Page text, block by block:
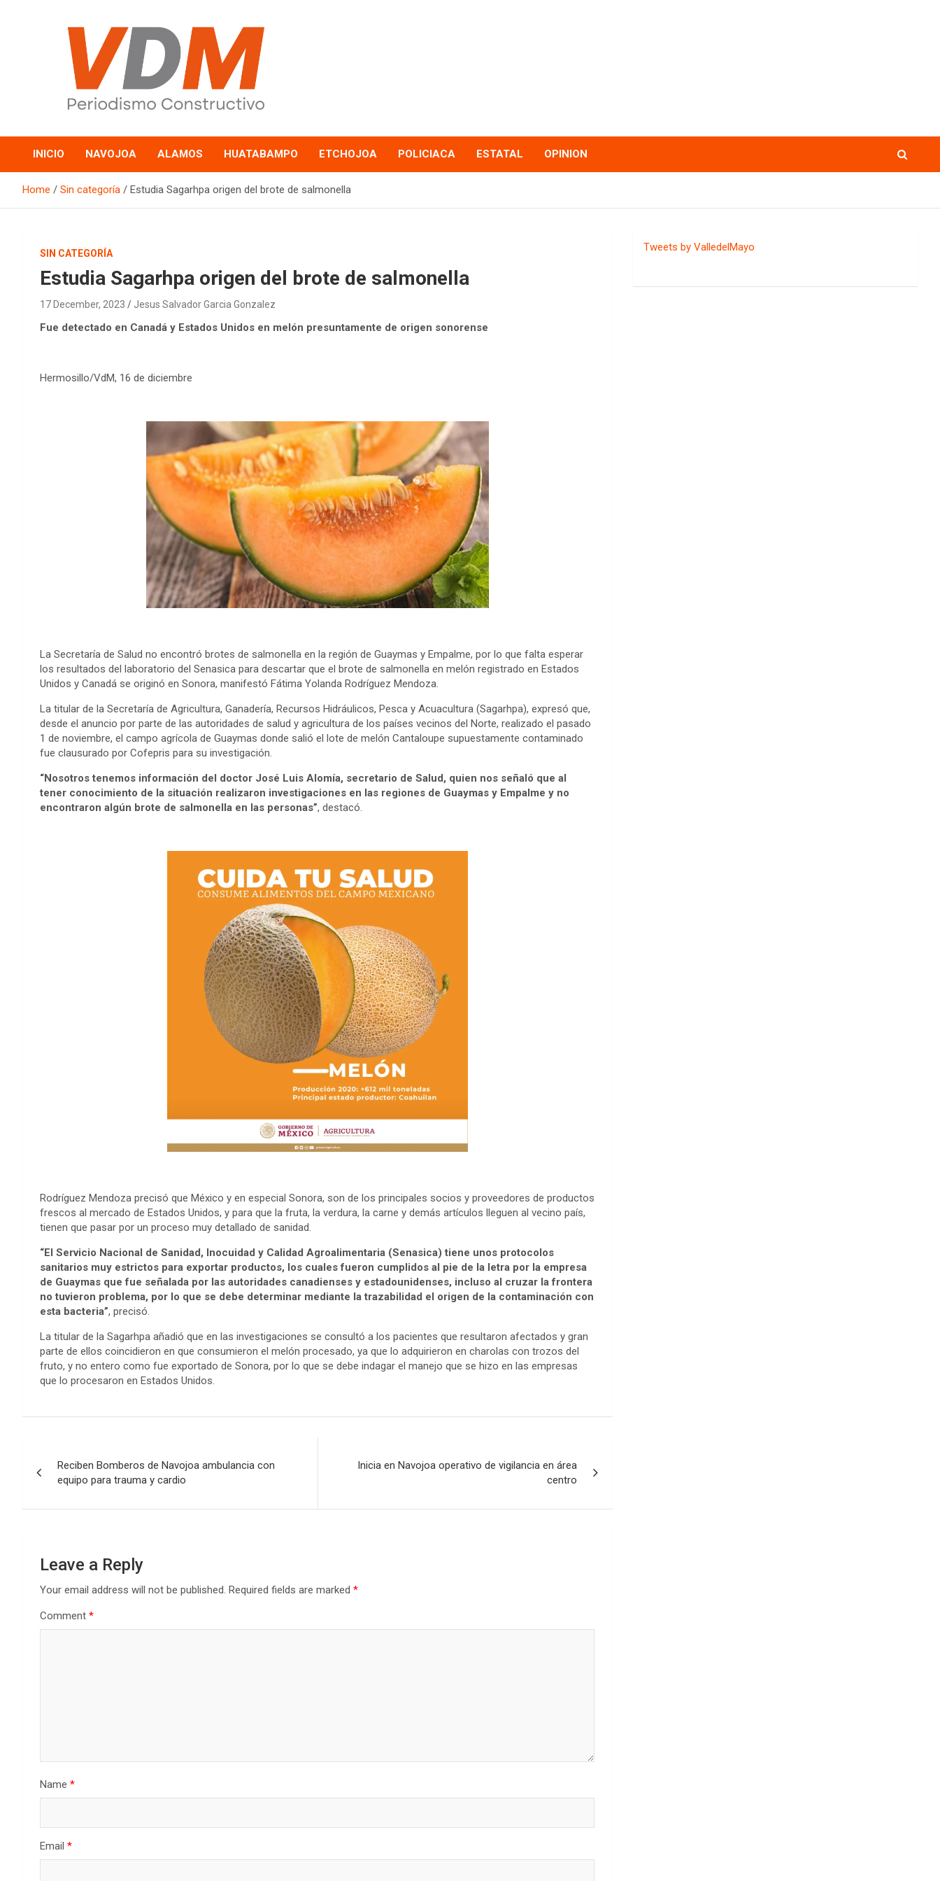
valledelmayo.com
INICIO NAVOJOA ALAMOS HUATABAMPO ETCHOJOA POLICIACA ESTATAL OPINION
Home Sin categoría Estudia Sagarhpa origen del brote de salmonella
SIN CATEGORÍA
Estudia Sagarhpa origen del brote de salmonella
17 December, 2023 Jesus Salvador Garcia Gonzalez
Fue detectado en Canadá y Estados Unidos en melón presuntamente de origen sonorense
Hermosillo/VdM, 16 de diciembre
La Secretaría de Salud no encontró brotes de salmonella en la región de Guaymas y Empalme, por lo que falta esperar
los resultados del laboratorio del Senasica para descartar que el brote de salmonella en melón registrado en Estados
Unidos y Canadá se originó en Sonora, manifestó Fátima Yolanda Rodríguez Mendoza.
La titular de la Secretaría de Agricultura, Ganadería, Recursos Hidráulicos, Pesca y Acuacultura (Sagarhpa), expresó que,
desde el anuncio por parte de las autoridades de salud y agricultura de los países vecinos del Norte, realizado el pasado
1 de noviembre, el campo agrícola de Guaymas donde salió el lote de melón Cantaloupe supuestamente contaminado
fue clausurado por Cofepris para su investigación.
“Nosotros tenemos información del doctor José Luis Alomía, secretario de Salud, quien nos señaló que al
tener conocimiento de la situación realizaron investigaciones en las regiones de Guaymas y Empalme y no
encontraron algún brote de salmonella en las personas”, destacó.
Rodríguez Mendoza precisó que México y en especial Sonora, son de los principales socios y proveedores de productos
frescos al mercado de Estados Unidos, y para que la fruta, la verdura, la carne y demás artículos lleguen al vecino país,
tienen que pasar por un proceso muy detallado de sanidad.
“El Servicio Nacional de Sanidad, Inocuidad y Calidad Agroalimentaria (Senasica) tiene unos protocolos
sanitarios muy estrictos para exportar productos, los cuales fueron cumplidos al pie de la letra por la empresa
de Guaymas que fue señalada por las autoridades canadienses y estadounidenses, incluso al cruzar la frontera
no tuvieron problema, por lo que se debe determinar mediante la trazabilidad el origen de la contaminación con
esta bacteria”, precisó.
La titular de la Sagarhpa añadió que en las investigaciones se consultó a los pacientes que resultaron afectados y gran
parte de ellos coincidieron en que consumieron el melón procesado, ya que lo adquirieron en charolas con trozos del
fruto, y no entero como fue exportado de Sonora, por lo que se debe indagar el manejo que se hizo en las empresas
que lo procesaron en Estados Unidos.
navigation
Reciben Bomberos de Navojoa ambulancia con
equipo para trauma y cardio
Inicia en Navojoa operativo de vigilancia en área
centro
Leave a Reply
Your email address will not be published. Required fields are marked *
Comment *
Name *
Email *
Tweets by ValledelMayo